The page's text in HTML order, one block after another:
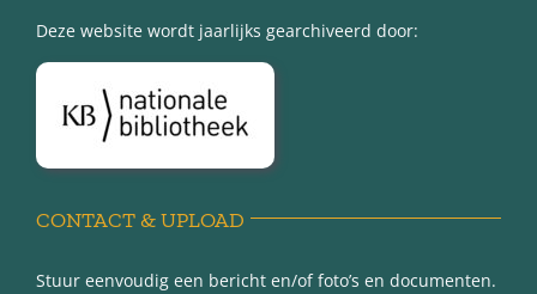
Over Minnertsga
Disclaimer
Deze website wordt jaarlijks gearchiveerd door:
CONTACT & UPLOAD
Stuur eenvoudig een bericht en/of foto’s en documenten.